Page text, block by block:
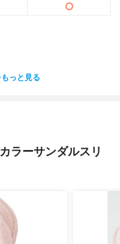
っと見る
ラーサンダルスリ